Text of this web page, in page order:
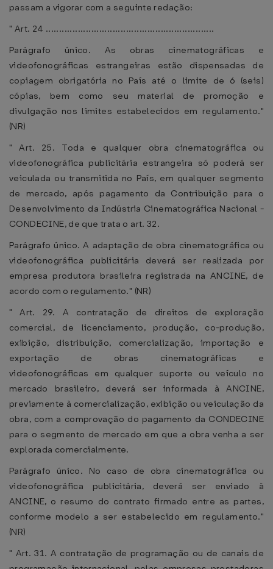
passam a vigorar com a seguinte redação:
" Art. 24 ...............................................................
Parágrafo único. As obras cinematográficas e
videofonográficas estrangeiras estão dispensadas de
copiagem obrigatória no País até o limite de 6 (seis)
cópias, bem como seu material de promoção e
divulgação nos limites estabelecidos em regulamento."
(NR)
" Art. 25. Toda e qualquer obra cinematográfica ou
videofonográfica publicitária estrangeira só poderá ser
veiculada ou transmitida no País, em qualquer segmento
de mercado, após pagamento da Contribuição para o
Desenvolvimento da Indústria Cinematográfica Nacional -
CONDECINE, de que trata o art. 32.
Parágrafo único. A adaptação de obra cinematográfica ou
videofonográfica publicitária deverá ser realizada por
empresa produtora brasileira registrada na ANCINE, de
acordo com o regulamento." (NR)
" Art. 29. A contratação de direitos de exploração
comercial, de licenciamento, produção, co-produção,
exibição, distribuição, comercialização, importação e
exportação de obras cinematográficas e
videofonográficas em qualquer suporte ou veículo no
mercado brasileiro, deverá ser informada à ANCINE,
previamente à comercialização, exibição ou veiculação da
obra, com a comprovação do pagamento da CONDECINE
para o segmento de mercado em que a obra venha a ser
explorada comercialmente.
Parágrafo único. No caso de obra cinematográfica ou
videofonográfica publicitária, deverá ser enviado à
ANCINE, o resumo do contrato firmado entre as partes,
conforme modelo a ser estabelecido em regulamento."
(NR)
" Art. 31. A contratação de programação ou de canais de